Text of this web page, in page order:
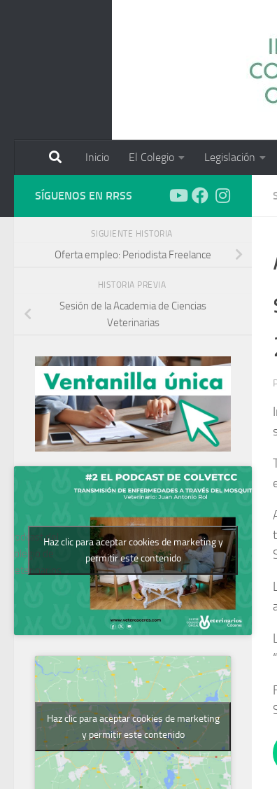
Inicio El Colegio Legislación
SÍGUENOS EN RRSS
SIGUIENTE HISTORIA
Oferta empleo: Periodista Freelance
HISTORIA PREVIA
Sesión de la Academia de Ciencias
Veterinarias
Podcast del
Colegio de
Veterinarios
Haz clic para aceptar cookies de marketing y
permitir este contenido
Haz clic para aceptar cookies de marketing
y permitir este contenido